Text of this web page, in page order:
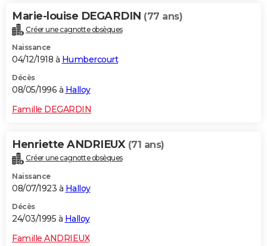
Marie-louise DEGARDIN (77 ans)
Créer une cagnotte obsèques
Naissance
04/12/1918 à Humbercourt
Décès
08/05/1996 à Halloy
Famille DEGARDIN
Henriette ANDRIEUX (71 ans)
Créer une cagnotte obsèques
Naissance
08/07/1923 à Halloy
Décès
24/03/1995 à Halloy
Famille ANDRIEUX